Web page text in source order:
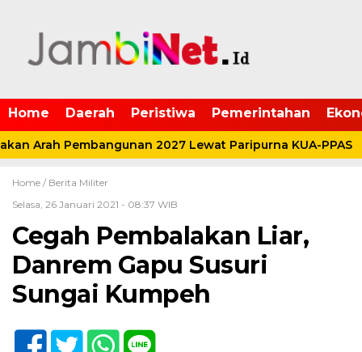
Home Daerah Peristiwa Pemerintahan
Arah Pembangunan 2027 Lewat Paripurna KUA-PPAS
Home / Berita Militer
Selasa, 26 Januari 2021 - 08:37 WIB
Cegah Pembalakan Liar,
Danrem Gapu Susuri
Sungai Kumpeh